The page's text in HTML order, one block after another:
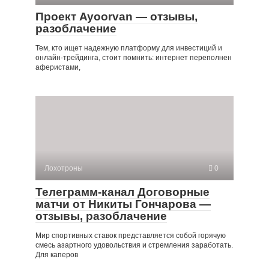
Проект Ayoorvan — отзывы,
разоблачение
Тем, кто ищет надежную платформу для инвестиций и
онлайн-трейдинга, стоит помнить: интернет переполнен
аферистами,
Лохотроны 0
Телеграмм-канал Договорные
матчи от Никиты Гончарова —
отзывы, разоблачение
Мир спортивных ставок представляется собой горячую
смесь азартного удовольствия и стремления заработать.
Для каперов